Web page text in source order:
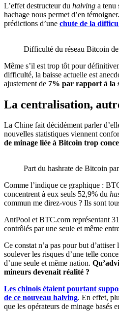
L’effet destructeur du halving a tenu
hachage nous permet d’en
prédictions d’une chute de la
Difficulté du réseau Bitcoin
Même s’il est trop tôt pour
difficulté, la baisse actuelle est
ajustement de 7% par rapport à la
La centralisation,
La Chine fait décidément parler
nouvelles statistiques viennent
de minage liée à Bitcoin trop
Part du hashrate de Bitcoin
Comme l’indique ce graphique :
concentrent à eux seuls 52,9% du
commun me direz-vous ? Ils sont
AntPool et BTC.com représentant
contrôlés par une seule et même
Ce constat n’a pas pour but
soulever les risques d’une telle
d’une seule et même nation.
mineurs devenait réalité ?
Les chinois étaient pourtant
de ce nouveau halving. En effet,
que les opérateurs de minage basés